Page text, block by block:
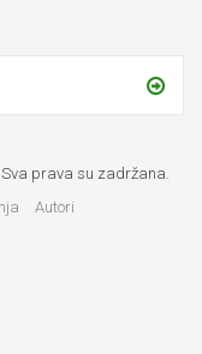
prava su zadržana.
Autori